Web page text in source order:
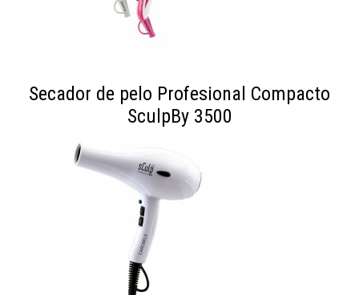
Secador de pelo Profesional Compacto
SculpBy 3500